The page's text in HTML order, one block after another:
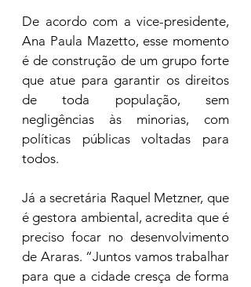
De acordo com a vice-presidente,
Ana Paula Mazetto, esse momento
é de construção de um grupo forte
que atue para garantir os direitos
de toda população, sem
negligências às minorias, com
políticas públicas voltadas para
todos.
Já a secretária Raquel Metzner, que
é gestora ambiental, acredita que é
preciso focar no desenvolvimento
de Araras. “Juntos vamos trabalhar
para que a cidade cresça de forma